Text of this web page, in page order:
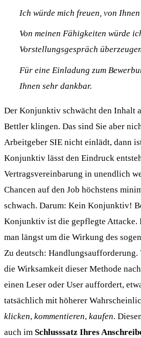
Ich würde mich freuen, von
Von meinen Fähigkeiten würde
Vorstellungsgespräch
Für eine Einladung zum
Ihnen sehr dankbar.
Der Konjunktiv schwächt den Inhalt
Bettler klingen. Das sind Sie aber
Arbeitgeber SIE nicht einlädt, dann
Konjunktiv lässt den Eindruck
Vertragsvereinbarung in unendlich
Chancen auf den Job höchstens
schwach. Darum: Kein Konjunktiv!
Konjunktiv ist die gepflegte Attacke.
man längst um die Wirkung des
Zu deutsch: Handlungsaufforderung.
die Wirksamkeit dieser Methode
einen Leser oder User auffordert,
tatsächlich mit höherer
klicken, kommentieren, kaufen.
auch im Schlusssatz Ihres